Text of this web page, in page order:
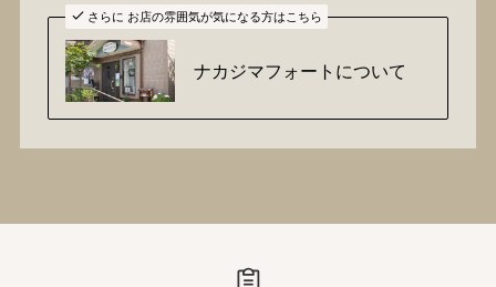
さらに お店の雰囲気が気になる方はこちら
ナカジマフォートについて